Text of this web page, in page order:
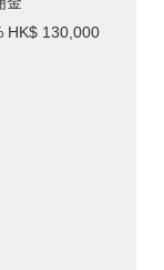
HK$ 130,000